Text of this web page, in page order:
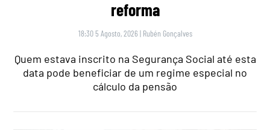
reforma
18:30 5 Agosto, 2026 | Rubén Gonçalves
Quem estava inscrito na Segurança Social até esta
data pode beneficiar de um regime especial no
cálculo da pensão